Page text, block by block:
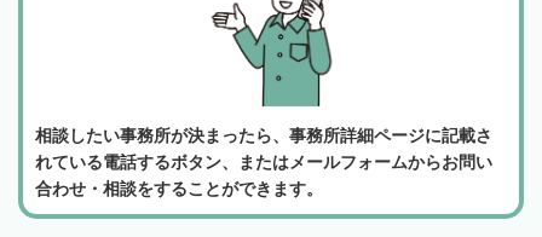
相談したい事務所が決まったら、事務所詳細ページに記載さ
れている電話するボタン、またはメールフォームからお問い
合わせ・相談をすることができます。